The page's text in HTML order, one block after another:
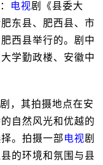
电视剧《县委大
东县、肥西县、市
西县举行的。剧中
学勤政楼、安徽中
剧，其拍摄地点在安
自然风光和优越的
。拍摄一部 电视剧
的环境和氛围与县